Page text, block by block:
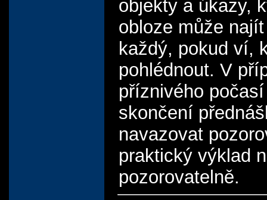
objekty a úkazy,
obloze může
každý, pokud ví,
pohlédnout. V
příznivého
skončení
navazovat
praktický výklad
pozorovatelně.